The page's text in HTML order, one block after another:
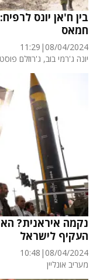
בין ח'אן יונס
חמאס
08/04/2024
|
11:29
יונה ג'רמי בוב, ג'רוזלם פוסט
נקמה איראנית?
העקיף לישראל
08/04/2024
|
10:48
מעריב אונליין